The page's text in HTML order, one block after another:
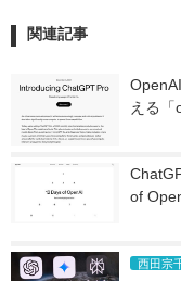
関連記事
える「
of
西田宗